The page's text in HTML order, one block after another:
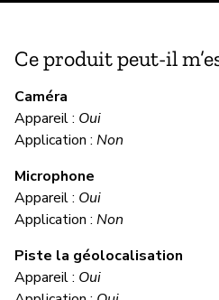
Ce produit peut-il
Caméra
Appareil : Oui
Application : Non
Microphone
Appareil : Oui
Application : Non
Piste la géolocalisation
Appareil : Oui